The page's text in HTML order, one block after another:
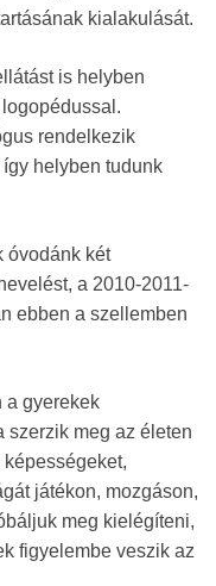
kialakulását.
is helyben
rendelkezik
helyben tudunk
óvodánk két
a 2010-2011-
ebben a szellemben
a gyerekek
szerzik meg az életen
játékon, mozgáson,
meg kielégíteni,
figyelembe veszik az